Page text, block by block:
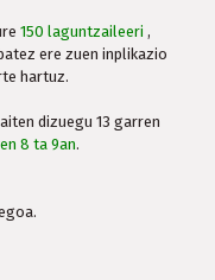
150 laguntzaileeri ,
ere zuen inplikazio
hartuz.
dizuegu 13 garren
8 ta 9an.